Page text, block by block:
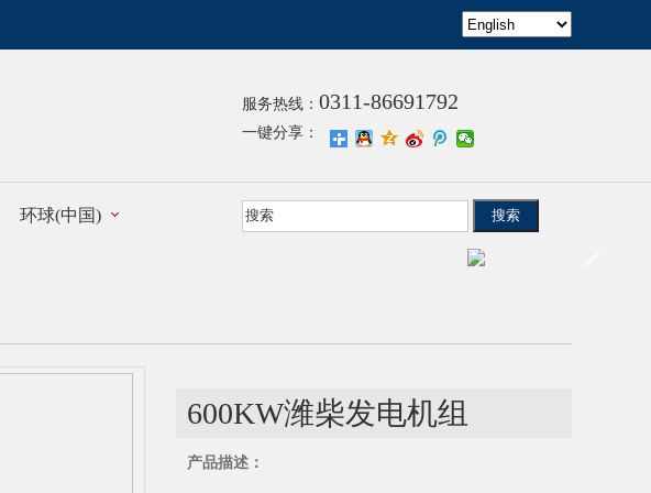
服务热线： 0311-86691792
一键分享：
环球(中国)
600KW潍柴发电机组
产品描述：